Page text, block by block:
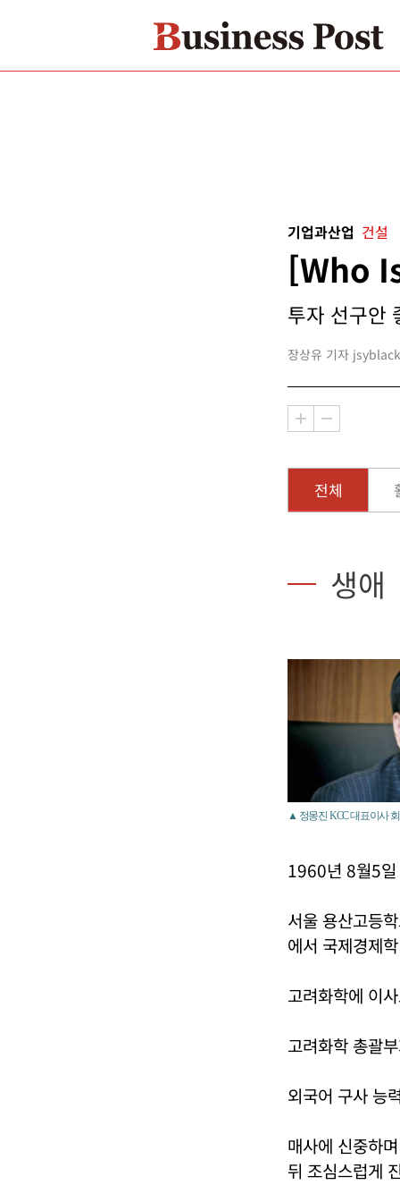
기업과산업 건설
[Who
투자 선구안
장상유 기자
전체
생애
▲ 정몽진 KCC 대표이사
1960년 8월5
서울 용산고등
에서 국제경제
고려화학에 이
고려화학 총괄
외국어 구사 능
매사에 신중하
뒤 조심스럽게